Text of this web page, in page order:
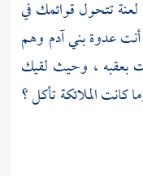
تتحول قوائمك في
عدوة بني آدم وهم
بعقبه ، وحيث لقيك
كانت الملائكة تأكل ؟